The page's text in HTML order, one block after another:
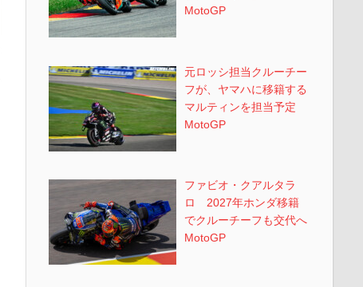
MotoGP
元ロッシ担当クルーチー
フが、ヤマハに移籍する
マルティンを担当予定
MotoGP
ファビオ・クアルタラ
ロ 2027年ホンダ移籍
でクルーチーフも交代へ
MotoGP